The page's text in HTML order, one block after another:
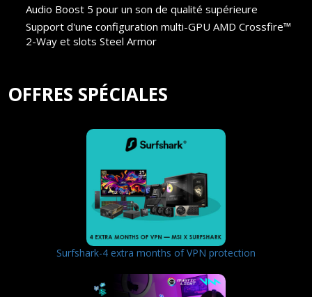
Audio Boost 5 pour un son de qualité supérieure
Support d'une configuration multi-GPU AMD Crossfire™
2-Way et slots Steel Armor
OFFRES SPÉCIALES
Surfshark-4 extra months of VPN protection